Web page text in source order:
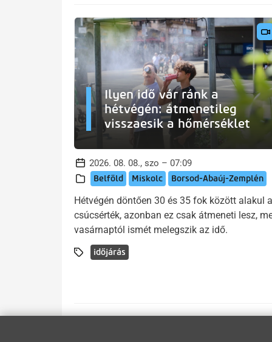
Ilyen idő vár ránk a
hétvégén: átmenetileg
visszaesik a hőmérséklet
2026. 08. 08., szo – 07:09
Belföld Miskolc Borsod-Abaúj-Zemplén
Hétvégén döntően 30 és 35 fok között alakul a
csúcsérték, azonban ez csak átmeneti lesz,
vasárnaptól ismét melegszik az idő.
időjárás